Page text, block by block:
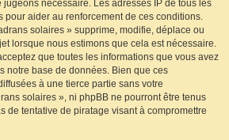
jugeons nécessaire. Les adresses IP de tous les
pour aider au renforcement de ces conditions.
solaires » supprime, modifie, déplace ou
lorsque nous estimons que cela est nécessaire.
que toutes les informations que vous avez
notre base de données. Bien que ces
à une tierce partie sans votre
solaires », ni phpBB ne pourront être tenus
de tentative de piratage visant à compromettre